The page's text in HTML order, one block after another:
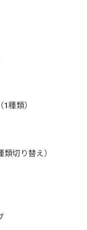
種類）
切り替え）